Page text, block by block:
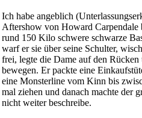
Ich habe angeblich
Aftershow von Howard Carpendale
rund 150 Kilo schwere schwarze
warf er sie über seine Schulter,
frei, legte die Dame auf den
bewegen. Er packte eine
eine Monsterline vom Kinn bis
mal ziehen und danach machte der
nicht weiter beschreibe.